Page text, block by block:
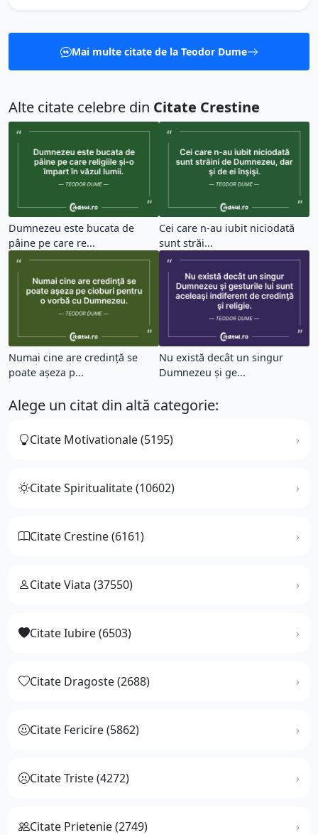
Mai multe citate de la Teodor Dume
Alte citate celebre din Citate Crestine
Dumnezeu este bucata de
pâine pe care re...
Cei care n-au iubit niciodată
sunt străi...
Numai cine are credinţă se
poate aşeza p...
Nu există decât un singur
Dumnezeu şi ge...
Alege un citat din altă categorie:
Citate Motivationale (5195)
Citate Spiritualitate (10602)
Citate Crestine (6161)
Citate Viata (37550)
Citate Iubire (6503)
Citate Dragoste (2688)
Citate Fericire (5862)
Citate Triste (4272)
Citate Prietenie (2749)